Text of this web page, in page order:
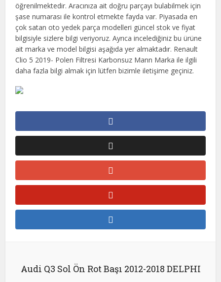
öğrenilmektedir. Aracınıza ait doğru parçayı bulabilmek için
şase numarası ile kontrol etmekte fayda var. Piyasada en
çok satan oto yedek parça modelleri güncel stok ve fiyat
bilgisiyle sizlere bilgi veriyoruz. Ayrıca incelediğiniz bu ürüne
ait marka ve model bilgisi aşağıda yer almaktadır. Renault
Clio 5 2019- Polen Filtresi Karbonsuz Mann Marka ile ilgili
daha fazla bilgi almak için lütfen bizimle iletişime geçiniz.
Audi Q3 Sol Ön Rot Başı 2012-2018 DELPHI